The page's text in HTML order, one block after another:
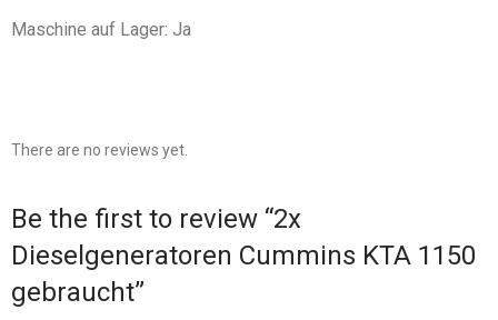
Maschine auf Lager: Ja
There are no reviews yet.
Be the first to review “2x
Dieselgeneratoren Cummins KTA 1150
gebraucht”